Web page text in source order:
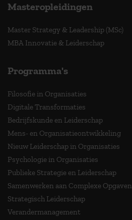
Masteropleidingen
Master Strategy & Leadership (MSc)
MBA Innovatie & Leiderschap
Programma's
Filosofie in Organisaties
Digitale Transformaties
Bedrijfskunde en Leiderschap
Mens- en Organisatieontwikkeling
Nieuw Leiderschap in Organisaties
Psychologie in Organisaties
Publieke Strategie en Leiderschap
Samenwerken aan Complexe Opgaven
Strategisch Leiderschap
Verandermanagement